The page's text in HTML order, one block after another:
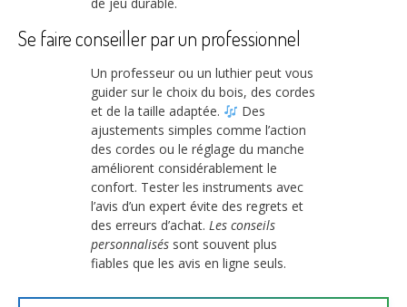
Se faire conseiller par un professionnel
Un professeur ou un luthier peut vous
guider sur le choix du bois, des cordes
et de la taille adaptée.
Des
ajustements simples comme l’action
des cordes ou le réglage du manche
améliorent considérablement le
confort. Tester les instruments avec
l’avis d’un expert évite des regrets et
des erreurs d’achat. Les conseils
personnalisés sont souvent plus
fiables que les avis en ligne seuls.